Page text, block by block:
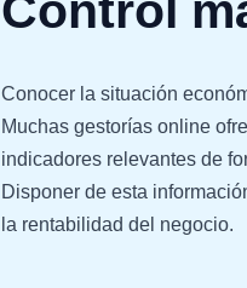
Conocer la situación
Muchas gestorías online
indicadores relevantes de
Disponer de esta
la rentabilidad del negocio.